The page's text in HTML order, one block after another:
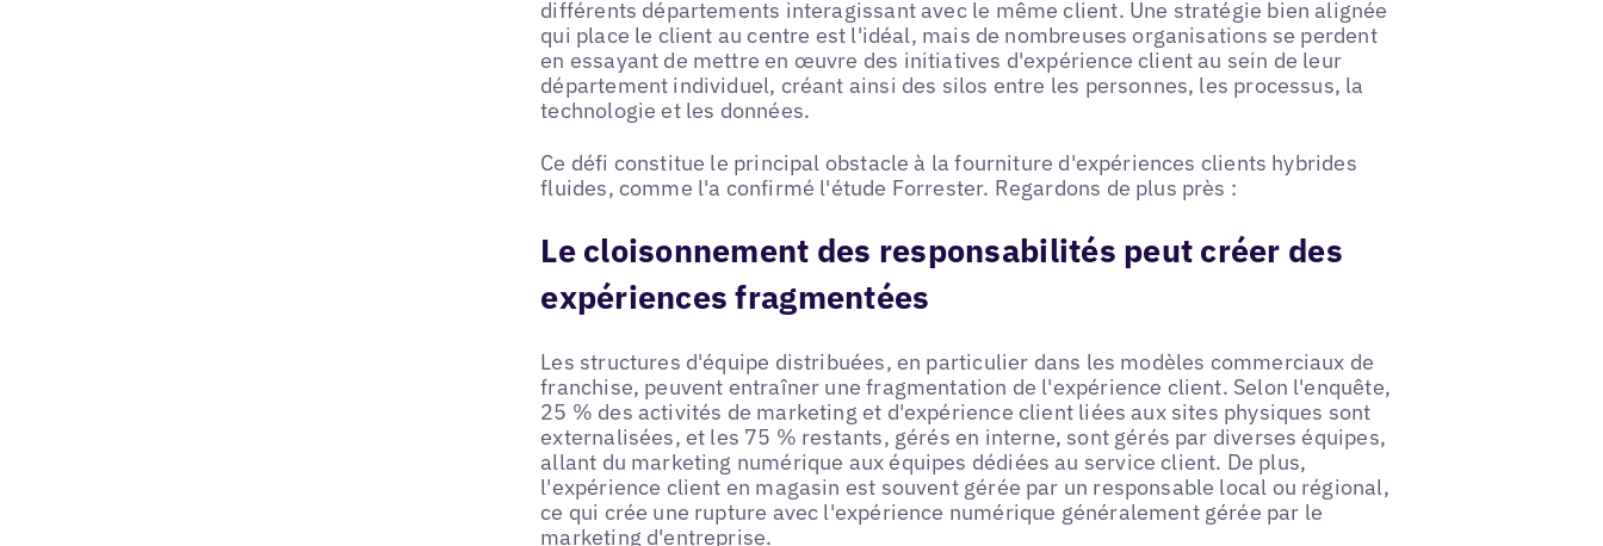
différents départements interagissant avec le même client. Une stratégie bien alignée
qui place le client au centre est l'idéal, mais de nombreuses organisations se perdent
en essayant de mettre en œuvre des initiatives d'expérience client au sein de leur
département individuel, créant ainsi des silos entre les personnes, les processus, la
technologie et les données.
Ce défi constitue le principal obstacle à la fourniture d'expériences clients hybrides
fluides, comme l'a confirmé l'étude Forrester. Regardons de plus près :
Le cloisonnement des responsabilités peut créer des
expériences fragmentées
Les structures d'équipe distribuées, en particulier dans les modèles commerciaux de
franchise, peuvent entraîner une fragmentation de l'expérience client. Selon l'enquête,
25 % des activités de marketing et d'expérience client liées aux sites physiques sont
externalisées, et les 75 % restants, gérés en interne, sont gérés par diverses équipes,
allant du marketing numérique aux équipes dédiées au service client. De plus,
l'expérience client en magasin est souvent gérée par un responsable local ou régional,
ce qui crée une rupture avec l'expérience numérique généralement gérée par le
marketing d'entreprise.